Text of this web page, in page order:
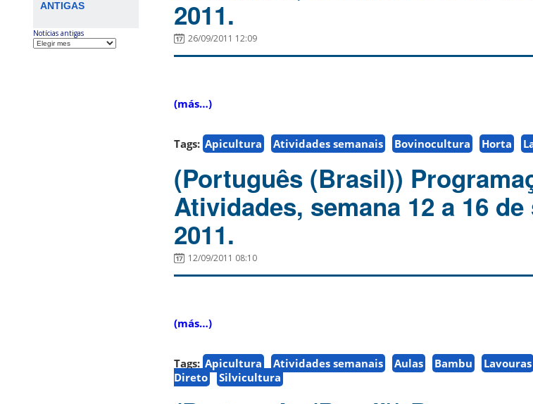
ANTIGAS
Notícias antigas
2011.
26/09/2011 12:09
(más…)
Tags: Apicultura Atividades semanais Bovinocultura Horta
(Português (Brasil))
Atividades, semana 12 a 16
2011.
12/09/2011 08:10
(más…)
Tags: Apicultura Atividades semanais Aulas Bambu Lavouras
Direto
Silvicultura